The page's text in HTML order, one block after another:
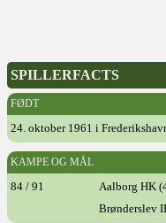
SPILLERFACTS
FØDT
24. oktober 1961 i
KAMPE OG MÅL
84 / 91
Aalborg HK
Brønderslev